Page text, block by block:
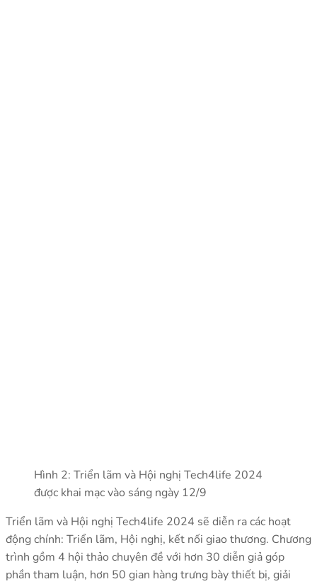
Hình 2: Triển lãm và Hội nghị Tech4life 2024
được khai mạc vào sáng ngày 12/9
Triển lãm và Hội nghị Tech4life 2024 sẽ diễn ra các hoạt
động chính: Triển lãm, Hội nghị, kết nối giao thương. Chương
trình gồm 4 hội thảo chuyên đề với hơn 30 diễn giả góp
phần tham luận, hơn 50 gian hàng trưng bày thiết bị, giải